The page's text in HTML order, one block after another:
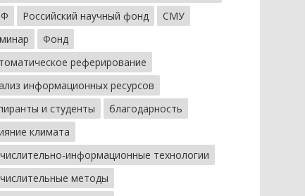
Российский научный фонд
СМУ
Фонд
реферирование
информационных ресурсов
и студенты
благодарность
климата
информационные технологии
методы